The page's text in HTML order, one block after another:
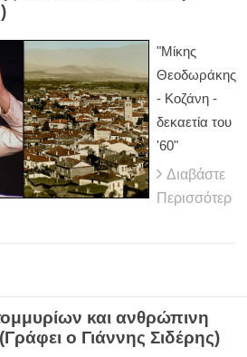
"Μίκης
Θεοδωράκης
- Κοζάνη -
δεκαετία του
'60"
Διαβάστε
Περισσότερ
και ανθρώπινη
ο Γιάννης Σιδέρης)